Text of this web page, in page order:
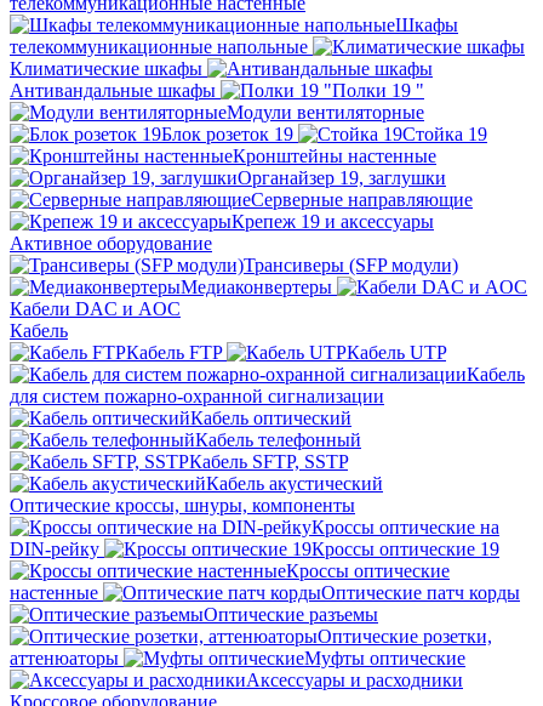
Шкафы
телекоммуникационные напольные
Климатические шкафы
Антивандальные шкафы
Полки 19 "
Модули вентиляторные
Блок розеток 19
Стойка 19
Кронштейны настенные
Органайзер 19, заглушки
Серверные направляющие
Крепеж 19 и аксессуары
Активное оборудование
Трансиверы (SFP модули)
Медиаконвертеры
Кабели DAC и AOC
Кабель
Кабель FTP
Кабель UTP
Кабель
для систем пожарно-охранной сигнализации
Кабель оптический
Кабель телефонный
Кабель SFTP, SSTP
Кабель акустический
Оптические кроссы, шнуры, компоненты
Кроссы оптические на
DIN-рейку
Кроссы оптические 19
Кроссы оптические
настенные
Оптические патч корды
Оптические разъемы
Оптические розетки,
аттенюаторы
Муфты оптические
Аксессуары и расходники
Кроссовое оборудование